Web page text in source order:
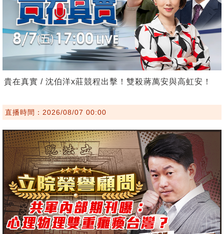
貴在真實 / 沈伯洋x莊競程出擊！雙殺蔣萬安與高虹安！
直播時間：2026/08/07 00:00